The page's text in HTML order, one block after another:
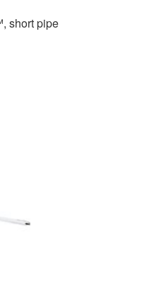
short pipe